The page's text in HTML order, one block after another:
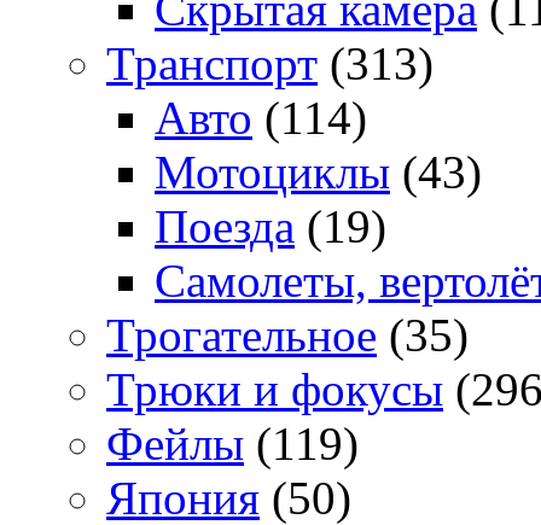
Транспорт (313)
Авто (114)
Мотоциклы (43)
Поезда (19)
Самолеты,
Трогательное (35)
Трюки и фокусы
Фейлы (119)
Япония (50)